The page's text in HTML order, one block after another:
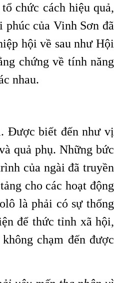
chức cách hiệu quả,
của Vinh Sơn đã
hội về sau như Hội
chứng về tính năng
nhau.
Được biết đến như vị
quả phụ. Những bức
của ngài đã truyền
cho các hoạt động
là phải có sự thống
để thức tỉnh xã hội,
chạm đến được